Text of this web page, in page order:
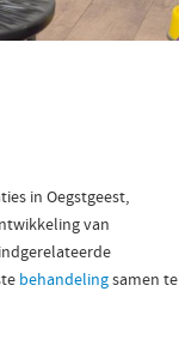
in Oegstgeest,
van
behandelingsamen te